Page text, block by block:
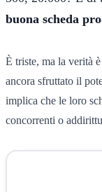
buona scheda
È triste, ma la verità
ancora sfruttato il
implica che le loro
concorrenti o